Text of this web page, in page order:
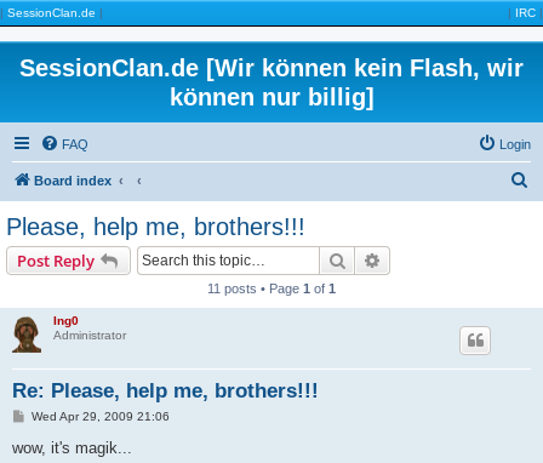
| SessionClan.de | | IRC |
SessionClan.de [Wir können kein Flash, wir
können nur billig]
FAQ Login
Board index
Please, help me, brothers!!!
Post Reply Search
11 posts • Page 1 of 1
Ing0
Administrator
Re: Please, help me, brothers!!!
P
s
Wed Apr 29, 2009 21:06
wow, it's magik...